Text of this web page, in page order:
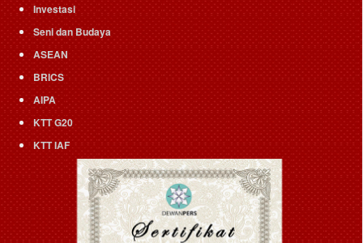
Investasi
Seni dan Budaya
ASEAN
BRICS
AIPA
KTT G20
KTT IAF